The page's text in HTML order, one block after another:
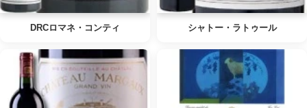
DRCロマネ・コンティ シャトー・ラトゥール